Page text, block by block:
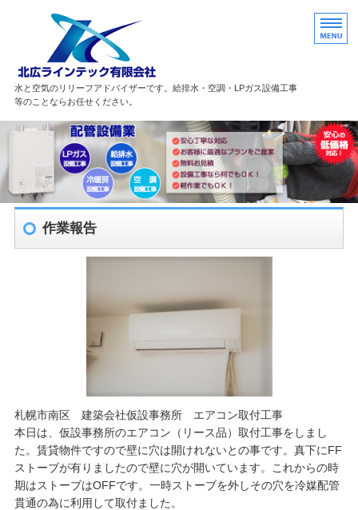
配管設備業の北広ラインテック有限
水と空気のリリーフアドバイザーです。給排水・空調・LPガス設備工事
等のことならお任せください。
サービス・商品案内
協力会社の募集
求人採用情報
作業報告
札幌市南区 建築会社仮設事務所 エアコン取付工事
​本日は、仮設事務所のエアコン（リース品）取付工事をしまし
た。賃貸物件ですので壁に穴は開けれないとの事です。真下にFF
ストーブが有りましたので壁に穴が開いています。これからの時
期はストーブはOFFです。一時ストーブを外しその穴を冷媒配管
貫通の為に利用して取付ました。